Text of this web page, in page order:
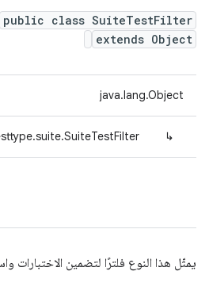
public class SuiteTestFilter
extends Object
java.lang.Object
↳
يمثّل هذا النوع فلترًا لتضمين الاختبارات